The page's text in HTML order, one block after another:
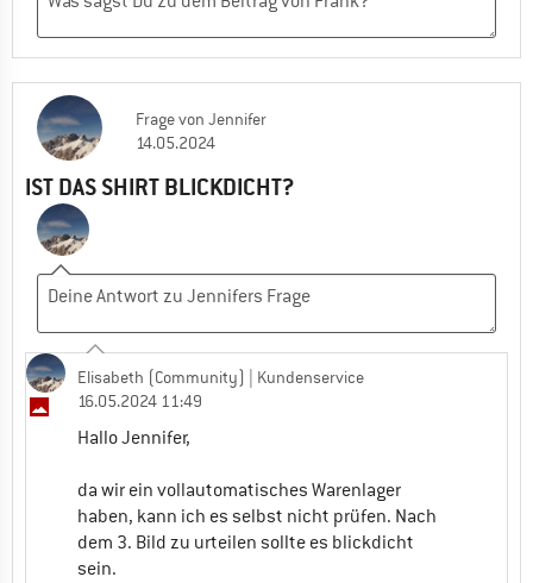
Fragevon Jennifer
14.05.2024
IST DAS SHIRT BLICKDICHT?
Elisabeth (Community)
| Kundenservice
16.05.2024 11:49
Hallo Jennifer,
da wir ein vollautomatisches Warenlager
haben, kann ich es selbst nicht prüfen. Nach
dem 3. Bild zu urteilen sollte es blickdicht
sein.